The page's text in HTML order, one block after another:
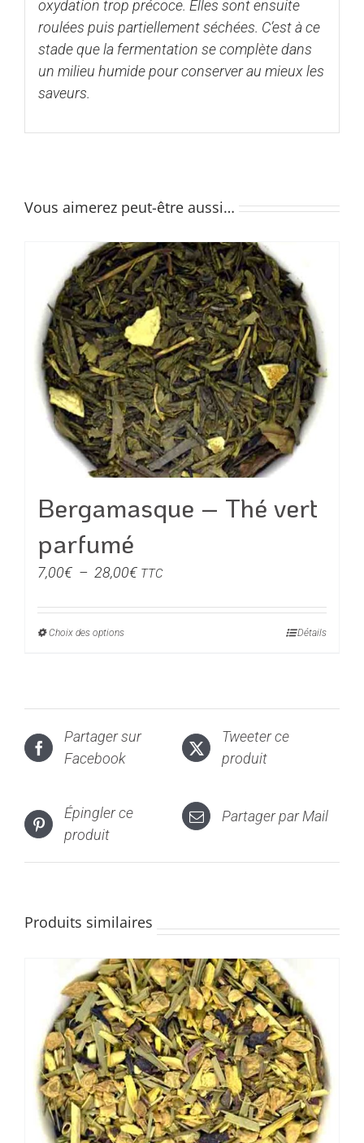
oxydation trop précoce. Elles sont ensuite
roulées puis partiellement séchées. C’est à ce
stade que la fermentation se complète dans
un milieu humide pour conserver au mieux les
saveurs.
Vous aimerez peut-être aussi…
Bergamasque – Thé vert
parfumé
7,00€ – 28,00€Plage
prix :
TTC
Choix des optionsCe
Les
options
être
du
Détails
Partager sur
Facebook
Tweeter ce
produit
Épingler ce
produit
Partager par Mail
Produits similaires